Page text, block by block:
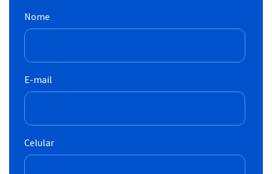
Nome
E-mail
Celular